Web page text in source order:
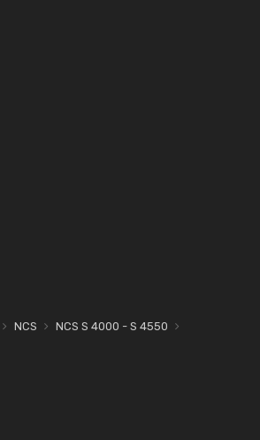
NCS
NCS S 4000 - S 4550